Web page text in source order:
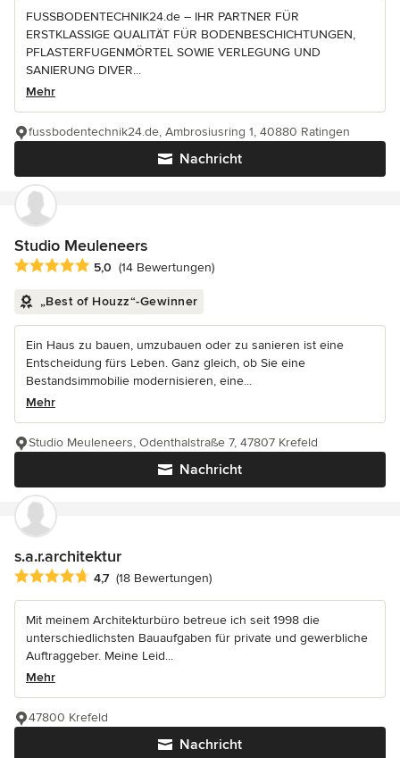
FUSSBODENTECHNIK24.de – IHR PARTNER FÜR
ERSTKLASSIGE QUALITÄT FÜR BODENBESCHICHTUNGEN,
PFLASTERFUGENMÖRTEL SOWIE VERLEGUNG UND
SANIERUNG DIVER...
Mehr
Nachricht
fussbodentechnik24.de, Ambrosiusring 1, 40880 Ratingen
Studio Meuleneers
Durchschnittliche Bewertung: 5 von 5 Sternen
5,0 (14 Bewertungen)
„Best of Houzz“-Gewinner
Ein Haus zu bauen, umzubauen oder zu sanieren ist eine
Entscheidung fürs Leben. Ganz gleich, ob Sie eine
Bestandsimmobilie modernisieren, eine...
Mehr
Nachricht
Studio Meuleneers, Odenthalstraße 7, 47807 Krefeld
s.a.r.architektur
Durchschnittliche Bewertung: 4.7 von 5 Sternen
4,7 (18 Bewertungen)
Mit meinem Architekturbüro betreue ich seit 1998 die
unterschiedlichsten Bauaufgaben für private und gewerbliche
Auftraggeber. Meine Leid...
Mehr
Nachricht
47800 Krefeld